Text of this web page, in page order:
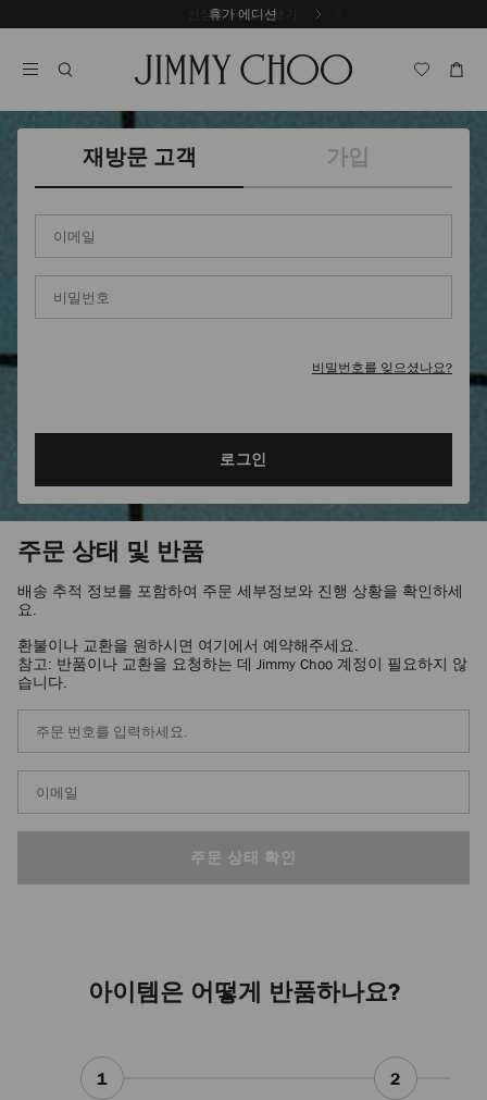
용
너
신상품 더 알아보기
휴가 에디션
동
재방문 고객 가입
이
일
주
*
비
번
비밀번호를 잊으셨나요?
로그인
주문 상태 및 반품
배송 추적 정보를 포함하여 주문 세부정보와 진행 상황을 확인하세
요.
환불이나 교환을 원하시면 여기에서 예약해주세요.
참고: 반품이나 교환을 요청하는 데 Jimmy Choo 계정이 필요하지 않
습니다.
주
번
호
이
일
주
주문 상태 확인
아이템은 어떻게 반품하나요?